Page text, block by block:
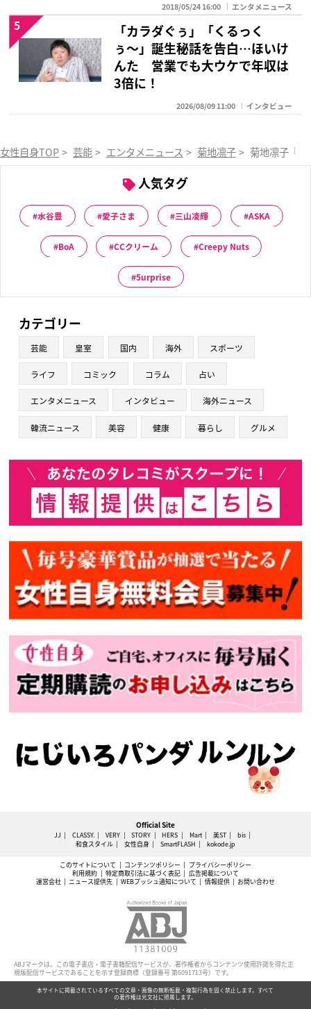
2018/05/24 16:00 エンタメニュース
「カラダぐぅ」「くるっく
ぅ〜」誕生秘話を告白…ほいけ
んた 営業でも大ウケで年収は
3倍に！
2026/08/09 11:00 インタビュー
5
女性自身TOP > 芸能 > エンタメニュース > 菊地凛子 > 菊地凛子『
人気タグ
水谷豊 愛子さま 三山凌輝 ASKA
BoA CCクリーム Creepy Nuts
5urprise
カテゴリー
芸能 皇室 国内 海外 スポーツ
ライフ コミック コラム 占い
エンタメニュース インタビュー 海外ニュース
韓流ニュース 美容 健康 暮らし グルメ
Official Site
JJ CLASSY. VERY STORY HERS Mart 美ST
bis
和食スタイル
女性自身 SmartFLASH kokode.jp
このサイトについて コンテンツポリシー
プライバシーポリシー
利用規約
特定商取引法に基づく表記
広告掲載について
運営会社
ニュース提供先 WEBプッシュ通知について 情報提供 お問い合わせ
ABJマークは、この電子書店・電子書籍配信サービスが、著作権者からコンテンツ使用許諾を得た正
規版配信サービスであることを示す登録商標（登録番号 第6091713号）です。
本サイトに掲載されているすべての文章・画像の無断転載・複製行為を固く禁止します。すべて
の著作権は光文社に帰属します。